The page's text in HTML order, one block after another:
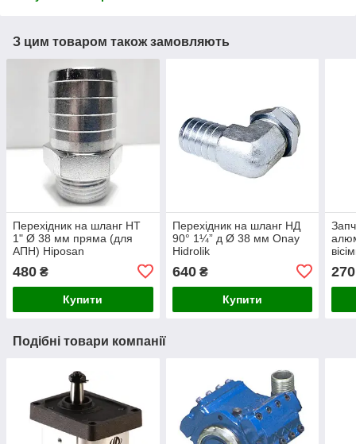
З цим товаром також замовляють
Перехідник на шланг НТ
1" Ø 38 мм пряма (для
АПН) Hiposan
480 ₴
Купити
Перехідник на шланг НД
90° 1¼” д Ø 38 мм Onay
Hidrolik
640₴
Купити
270
Подібні товари компанії